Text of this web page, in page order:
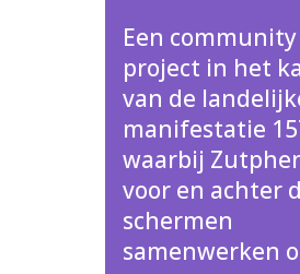
Een community
project in het
van de
manifestatie
waarbij
voor en achter
schermen
samenwerken